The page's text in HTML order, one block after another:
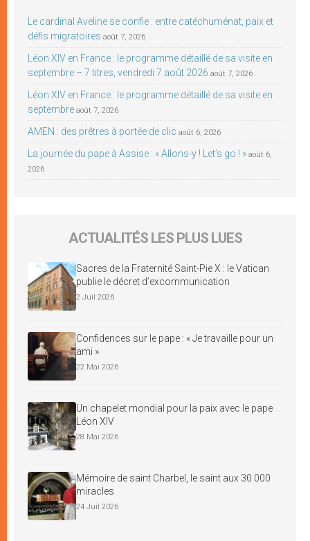
Le cardinal Aveline se confie : entre catéchuménat, paix et
défis migratoires août 7, 2026
Léon XIV en France : le programme détaillé de sa visite en
septembre – 7 titres, vendredi 7 août 2026 août 7, 2026
Léon XIV en France : le programme détaillé de sa visite en
septembre août 7, 2026
AMEN : des prêtres à portée de clic août 6, 2026
La journée du pape à Assise : « Allons-y ! Let’s go ! » août 6,
2026
ACTUALITÉS LES PLUS LUES
Sacres de la Fraternité Saint-Pie X : le Vatican
publie le décret d’excommunication
2 Juil 2026
Confidences sur le pape : « Je travaille pour un
ami »
22 Mai 2026
Un chapelet mondial pour la paix avec le pape
Léon XIV
28 Mai 2026
Mémoire de saint Charbel, le saint aux 30 000
miracles
24 Juil 2026